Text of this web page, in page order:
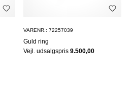
VARENR.: 72257039
Guld ring
Vejl. udsalgspris9.500,00